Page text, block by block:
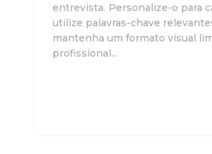
entrevista. Personalize-o para
utilize palavras-chave
mantenha um formato visual
profissional...